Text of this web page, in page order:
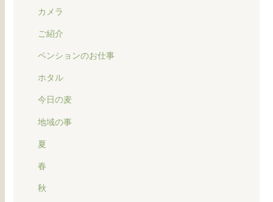
カメラ
ご紹介
ペンションのお仕事
ホタル
今日の麦
地域の事
夏
春
秋